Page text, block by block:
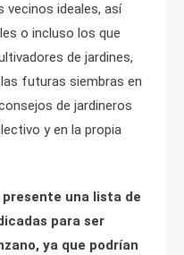
vecinos ideales, así
o incluso los que
de jardines,
futuras siembras en
de jardineros
y en la propia
una lista de
para ser
ya que podrían